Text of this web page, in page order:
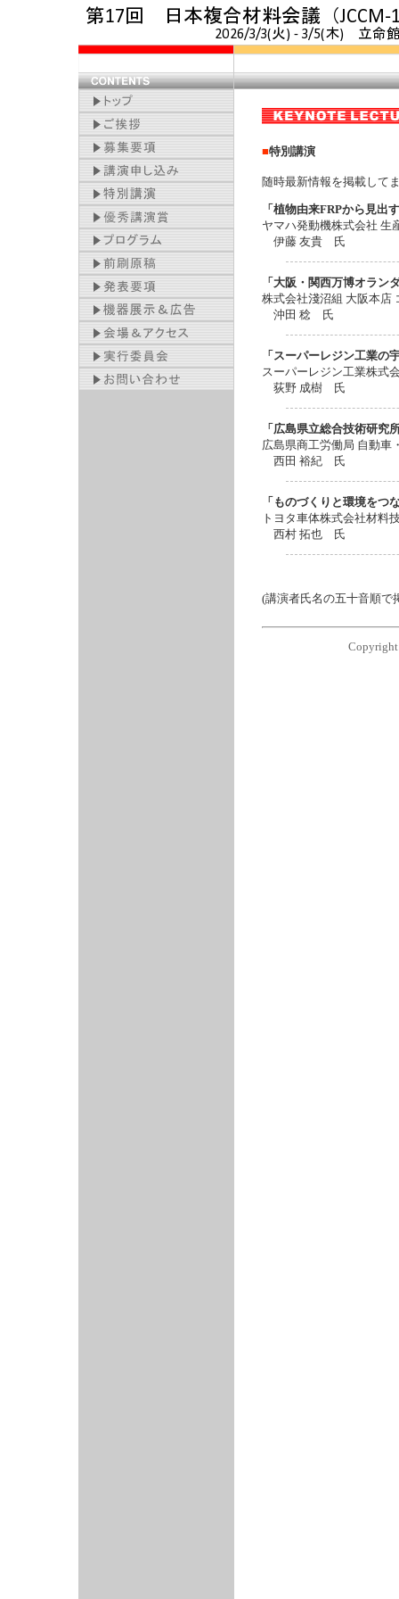
■特別講演
随時最新情報を掲載して
「植物由来FRPから見出
ヤマハ発動機株式会社 生
伊藤 友貴 氏
「大阪・関西万博オラ
株式会社淺沼組 大阪本店
沖田 稔 氏
「スーパーレジン工業の
スーパーレジン工業株式
荻野 成樹 氏
「広島県立総合技術研究
広島県商工労働局 自動車
西田 裕紀 氏
「ものづくりと環境をつ
トヨタ車体株式会社材
西村 拓也 氏
(講演者氏名の五十音順で
Copyright